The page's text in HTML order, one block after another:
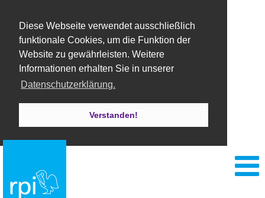
Diese Webseite verwendet ausschließlich
funktionale Cookies, um die Funktion der
Website zu gewährleisten. Weitere
Informationen erhalten Sie in unserer
Datenschutzerklärung.
Verstanden!